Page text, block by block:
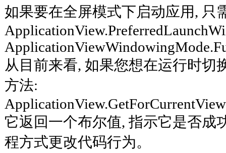
如果要在全屏模式下启动应用, 只
从目前来看, 如果您想在运行时切
方法:
它返回一个布尔值, 指示它是否成
程方式更改代码行为。